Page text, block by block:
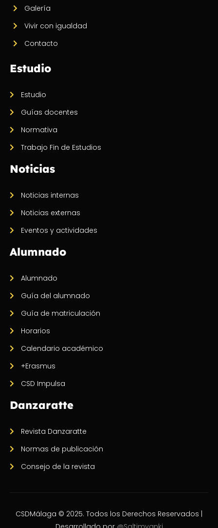
Galería
Vivir con igualdad
Contacto
Estudio
Estudio
Guías docentes
Normativa
Trabajo Fin de Estudios
Noticias
Noticias internas
Noticias externas
Eventos y actividades
Alumnado
Alumnado
Guía del alumnado
Guía de matriculación
Horarios
Calendario académico
+Erasmus
CSD Impulsa
Danzaratte
Revista Danzaratte
Normas de publicación
Consejo de la revista
CSDMálaga © 2025. Todos los Derechos Reservados |